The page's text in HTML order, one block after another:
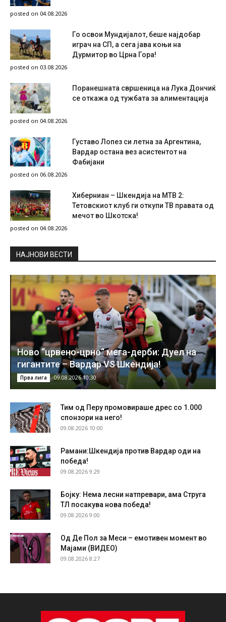
posted on 04.08.2026
Го освои Мундијалот, беше најдобар
играч на СП, а сега јава коњи на
Дурмитор во Црна Гора!
posted on 03.08.2026
Поранешната свршеница на Лука Дончиќ
се откажа од тужбата за алиментација
posted on 04.08.2026
Густаво Лопез си летна за Аргентина,
Вардар остана вез асистентот на
Фабијани
posted on 06.08.2026
Хиберниан – Шкендија на МТВ 2:
Тетовскиот клуб ги откупи ТВ правата од
мечот во Шкотска!
posted on 04.08.2026
НAЈНОВИ ВЕСТИ
Ново “црвено-црно“ мега-дерби: Дуел на
гигантите – Вардар VS Шкендија!
Прва лига 09.08.2026 10:30
Тим од Перу промовираше дрес со 1.000
спонзори на него!
09.08.2026 10:00
Рамани:Шкендија против Вардар оди на
победа!
09.08.2026 9:29
Бојку: Нема лесни натпревари, ама Струга
ТЛ посакува нова победа!
09.08.2026 9:00
Од Де Пол за Меси – емотивен момент во
Мајами (ВИДЕО)
09.08.2026 8:27